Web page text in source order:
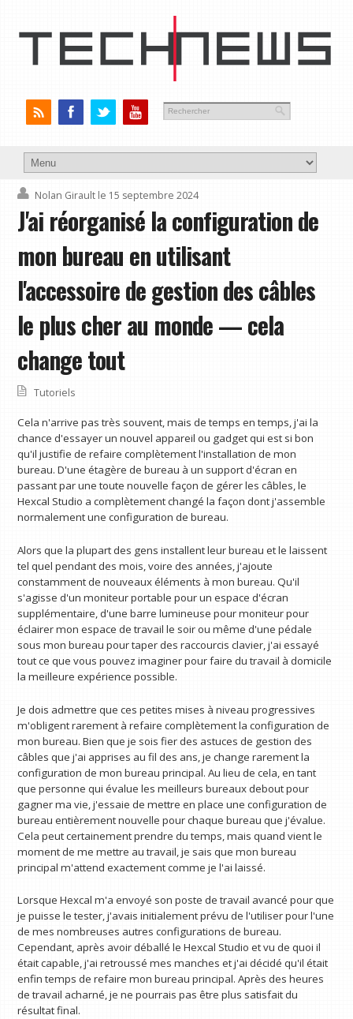
Nolan Girault le 15 septembre 2024
J'ai réorganisé la configuration de
mon bureau en utilisant
l'accessoire de gestion des câbles
le plus cher au monde — cela
change tout
Tutoriels
Cela n'arrive pas très souvent, mais de temps en temps, j'ai la
chance d'essayer un nouvel appareil ou gadget qui est si bon
qu'il justifie de refaire complètement l'installation de mon
bureau. D'une étagère de bureau à un support d'écran en
passant par une toute nouvelle façon de gérer les câbles, le
Hexcal Studio a complètement changé la façon dont j'assemble
normalement une configuration de bureau.
Alors que la plupart des gens installent leur bureau et le laissent
tel quel pendant des mois, voire des années, j'ajoute
constamment de nouveaux éléments à mon bureau. Qu'il
s'agisse d'un moniteur portable pour un espace d'écran
supplémentaire, d'une barre lumineuse pour moniteur pour
éclairer mon espace de travail le soir ou même d'une pédale
sous mon bureau pour taper des raccourcis clavier, j'ai essayé
tout ce que vous pouvez imaginer pour faire du travail à domicile
la meilleure expérience possible.
Je dois admettre que ces petites mises à niveau progressives
m'obligent rarement à refaire complètement la configuration de
mon bureau. Bien que je sois fier des astuces de gestion des
câbles que j'ai apprises au fil des ans, je change rarement la
configuration de mon bureau principal. Au lieu de cela, en tant
que personne qui évalue les meilleurs bureaux debout pour
gagner ma vie, j'essaie de mettre en place une configuration de
bureau entièrement nouvelle pour chaque bureau que j'évalue.
Cela peut certainement prendre du temps, mais quand vient le
moment de me mettre au travail, je sais que mon bureau
principal m'attend exactement comme je l'ai laissé.
Lorsque Hexcal m'a envoyé son poste de travail avancé pour que
je puisse le tester, j'avais initialement prévu de l'utiliser pour l'une
de mes nombreuses autres configurations de bureau.
Cependant, après avoir déballé le Hexcal Studio et vu de quoi il
était capable, j'ai retroussé mes manches et j'ai décidé qu'il était
enfin temps de refaire mon bureau principal. Après des heures
de travail acharné, je ne pourrais pas être plus satisfait du
résultat final.